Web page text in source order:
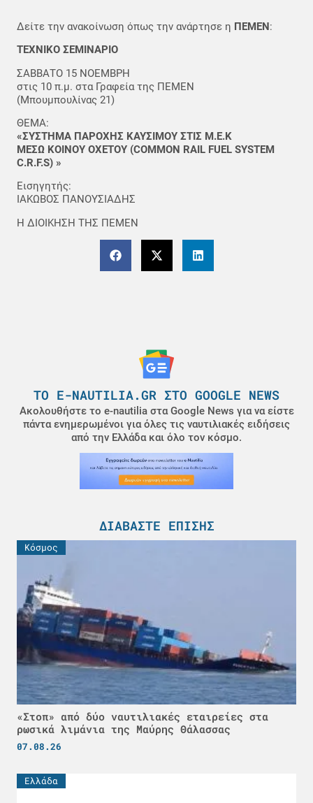
Δείτε την ανακοίνωση όπως την ανάρτησε η ΠΕΜΕΝ:
ΤΕΧΝΙΚΟ ΣΕΜΙΝΑΡΙΟ
ΣΑΒΒΑΤΟ 15 ΝΟΕΜΒΡΗ
στις 10 π.μ. στα Γραφεία της ΠΕΜΕΝ
(Μπουμπουλίνας 21)
ΘΕΜΑ:
«ΣΥΣΤΗΜΑ ΠΑΡΟΧΗΣ ΚΑΥΣΙΜΟΥ ΣΤΙΣ Μ.Ε.Κ
ΜΕΣΩ ΚΟΙΝΟΥ ΟΧΕΤΟΥ (COMMON RAIL FUEL SYSTEM
C.R.F.S) »
Εισηγητής:
ΙΑΚΩΒΟΣ ΠΑΝΟΥΣΙΑΔΗΣ
Η ΔΙΟΙΚΗΣΗ ΤΗΣ ΠΕΜΕΝ
ΤΟ E-NAUTILIA.GR ΣΤΟ GOOGLE NEWS
Ακολουθήστε το e-nautilia στα Google News για να είστε
πάντα ενημερωμένοι για όλες τις ναυτιλιακές ειδήσεις
από την Ελλάδα και όλο τον κόσμο.
ΔΙΑΒΆΣΤΕ ΕΠΊΣΗΣ
Κόσμος
«Στοπ» από δύο ναυτιλιακές εταιρείες στα
ρωσικά λιμάνια της Μαύρης Θάλασσας
07.08.26
Ελλάδα